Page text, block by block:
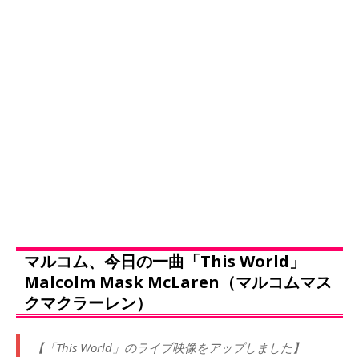
マルコム、今日の一曲「This World」
Malcolm Mask McLaren（マルコムマス
クマクラーレン）
【「This World」のライブ映像をアップしました】